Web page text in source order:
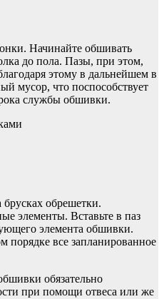
Начинайте обшивать
до пола. Пазы, при этом,
этому в дальнейшем в
мусор, что поспособствует
службы обшивки.
обрешетки.
элементы. Вставьте в паз
элемента обшивки.
порядке все запланированное
обязательно
при помощи отвеса или же